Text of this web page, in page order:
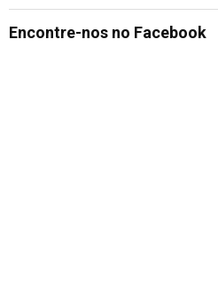
Encontre-nos no Facebook